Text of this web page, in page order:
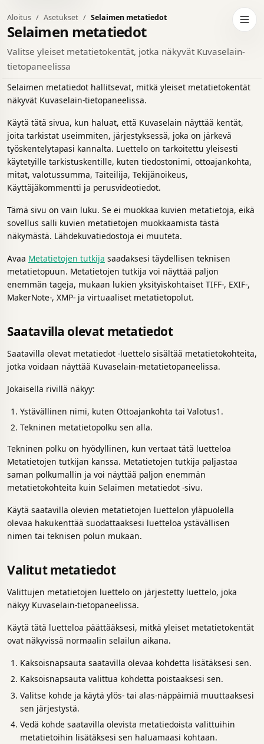
Avaa
tummaan teemaan
Aloitus Asetukset Selaimen metatiedot
Selaimen metatiedot
Valitse yleiset metatietokentät, jotka näkyvät Kuvaselain-
tietopaneelissa
Selaimen metatiedot hallitsevat, mitkä yleiset metatietokentät
näkyvät Kuvaselain-tietopaneelissa.
Käytä tätä sivua, kun haluat, että Kuvaselain näyttää kentät,
joita tarkistat useimmiten, järjestyksessä, joka on järkevä
työskentelytapasi kannalta. Luettelo on tarkoitettu yleisesti
käytetyille tarkistuskentille, kuten tiedostonimi, ottoajankohta,
mitat, valotussumma, Taiteilija, Tekijänoikeus,
Käyttäjäkommentti ja perusvideotiedot.
Tämä sivu on vain luku. Se ei muokkaa kuvien metatietoja, eikä
sovellus salli kuvien metatietojen muokkaamista tästä
näkymästä. Lähdekuvatiedostoja ei muuteta.
Avaa Metatietojen tutkija saadaksesi täydellisen teknisen
metatietopuun. Metatietojen tutkija voi näyttää paljon
enemmän tageja, mukaan lukien yksityiskohtaiset TIFF-, EXIF-,
MakerNote-, XMP- ja virtuaaliset metatietopolut.
Saatavilla olevat metatiedot
Saatavilla olevat metatiedot -luettelo sisältää metatietokohteita,
jotka voidaan näyttää Kuvaselain-metatietopaneelissa.
Jokaisella rivillä näkyy:
Ystävällinen nimi, kuten Ottoajankohta tai Valotus1.
Tekninen metatietopolku sen alla.
Tekninen polku on hyödyllinen, kun vertaat tätä luetteloa
Metatietojen tutkijan kanssa. Metatietojen tutkija paljastaa
saman polkumallin ja voi näyttää paljon enemmän
metatietokohteita kuin Selaimen metatiedot -sivu.
Käytä saatavilla olevien metatietojen luettelon yläpuolella
olevaa hakukenttää suodattaaksesi luetteloa ystävällisen
nimen tai teknisen polun mukaan.
Valitut metatiedot
Valittujen metatietojen luettelo on järjestetty luettelo, joka
näkyy Kuvaselain-tietopaneelissa.
Käytä tätä luetteloa päättääksesi, mitkä yleiset metatietokentät
ovat näkyvissä normaalin selailun aikana.
Kaksoisnapsauta saatavilla olevaa kohdetta lisätäksesi sen.
Kaksoisnapsauta valittua kohdetta poistaaksesi sen.
Valitse kohde ja käytä ylös- tai alas-näppäimiä muuttaaksesi
sen järjestystä.
Vedä kohde saatavilla olevista metatiedoista valittuihin
metatietoihin lisätäksesi sen haluamaasi kohtaan.